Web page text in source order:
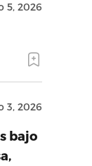
5, 2026
3, 2026
bajo